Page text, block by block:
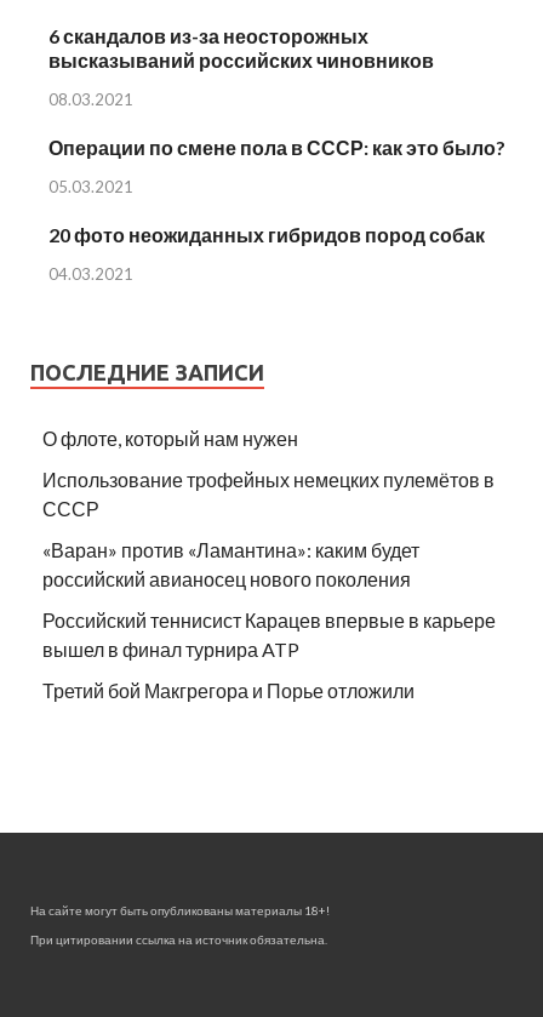
6 скандалов из-за неосторожных
высказываний российских чиновников
08.03.2021
Операции по смене пола в СССР: как это было?
05.03.2021
20 фото неожиданных гибридов пород собак
04.03.2021
ПОСЛЕДНИЕ ЗАПИСИ
О флоте, который нам нужен
Использование трофейных немецких пулемётов в
СССР
«Варан» против «Ламантина»: каким будет
российский авианосец нового поколения
Российский теннисист Карацев впервые в карьере
вышел в финал турнира ATP
Третий бой Макгрегора и Порье отложили
На сайте могут быть опубликованы материалы 18+!
При цитировании ссылка на источник обязательна.